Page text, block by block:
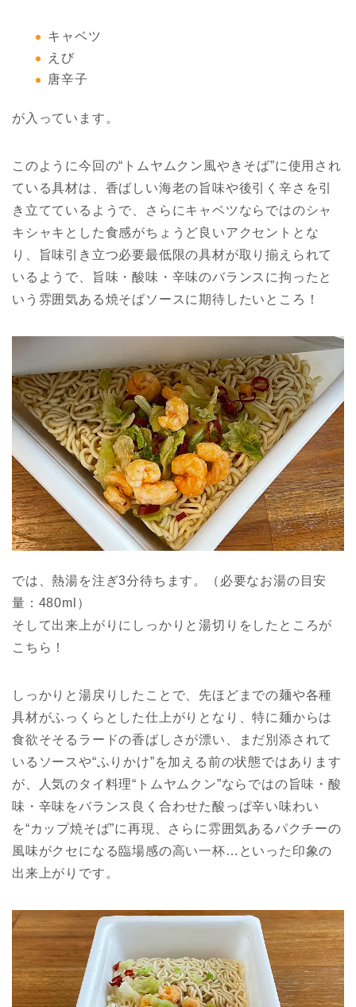
キャベツ
えび
唐辛子
が入っています。
このように今回の“トムヤムクン風やきそば”に使用され
ている具材は、香ばしい海老の旨味や後引く辛さを引
き立てているようで、さらにキャベツならではのシャ
キシャキとした食感がちょうど良いアクセントとな
り、旨味引き立つ必要最低限の具材が取り揃えられて
いるようで、旨味・酸味・辛味のバランスに拘ったと
いう雰囲気ある焼そばソースに期待したいところ！
では、熱湯を注ぎ3分待ちます。（必要なお湯の目安
量：480ml）
そして出来上がりにしっかりと湯切りをしたところが
こちら！
しっかりと湯戻りしたことで、先ほどまでの麺や各種
具材がふっくらとした仕上がりとなり、特に麺からは
食欲そそるラードの香ばしさが漂い、まだ別添されて
いるソースや“ふりかけ”を加える前の状態ではあります
が、人気のタイ料理“トムヤムクン”ならではの旨味・酸
味・辛味をバランス良く合わせた酸っぱ辛い味わい
を“カップ焼そば”に再現、さらに雰囲気あるパクチーの
風味がクセになる臨場感の高い一杯…といった印象の
出来上がりです。